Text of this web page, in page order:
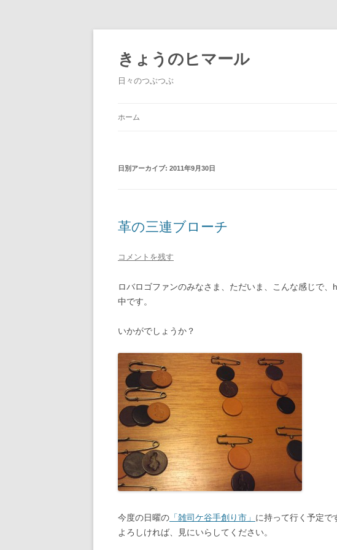
きょうのヒマール
日々のつぶつぶ
ホーム
日別アーカイブ: 2011年9月30日
革の三連ブローチ
コメントを残す
ロバロゴファンのみなさま、ただいま、こんな感じで
中です。
いかがでしょうか？
今度の日曜の 「雑司ケ谷手創り市」 に持って行く予定で
よろしければ、見にいらしてください。